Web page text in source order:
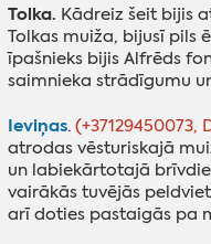
Tolka. Kādreiz šeit bijis
Tolkas muiža, bijusī pils
īpašnieks bijis Alfrēds
saimnieka strādīgumu
Ieviņas. (+37129450073,
atrodas vēsturiskajā
un labiekārtotajā
vairākās tuvējās
arī doties pastaigās pa